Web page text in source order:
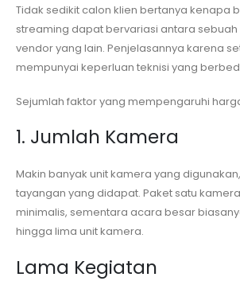
Tidak sedikit calon klien bertanya kenapa
streaming dapat bervariasi antara
vendor yang lain. Penjelasannya karena
mempunyai keperluan teknisi yang
Sejumlah faktor yang mempengaruhi
1. Jumlah Kamera
Makin banyak unit kamera yang
tayangan yang didapat. Paket satu
minimalis, sementara acara besar
hingga lima unit kamera.
Lama Kegiatan